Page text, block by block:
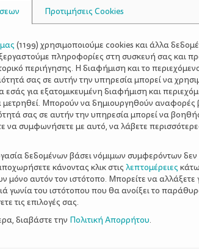
Προτιμήσεις Cookies
(1199) χρησιμοποιούμε cookies και άλλα
πληροφορίες στη συσκευή σας και
περιήγησης. Η διαφήμιση και το
σας σε αυτήν την υπηρεσία μπορεί να
εσάς για εξατομικευμένη διαφήμιση και
μετρηθεί. Μπορούν να δημιουργηθούν αναφορές
σας σε αυτήν την υπηρεσία μπορεί να
να συμφωνήσετε με αυτό, να λάβετε
δεδομένων βάσει νόμιμων συμφερόντων δεν
κάνοντας κλικ στις λεπτομέρειες
μόνο αυτόν τον ιστότοπο. Μπορείτε να
γωνία του ιστότοπου που θα ανοίξει το
τις επιλογές σας.
διαβάστε την Πολιτική Απορρήτου.